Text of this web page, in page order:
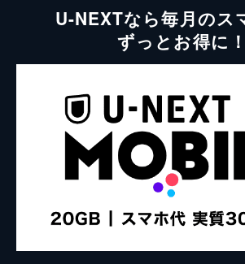
U-NEXTなら毎月のス
ずっとお得に！